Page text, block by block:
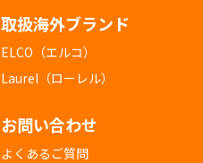
取扱海外ブランド
ELCO（エルコ）
Laurel（ローレル）
お問い合わせ
よくあるご質問